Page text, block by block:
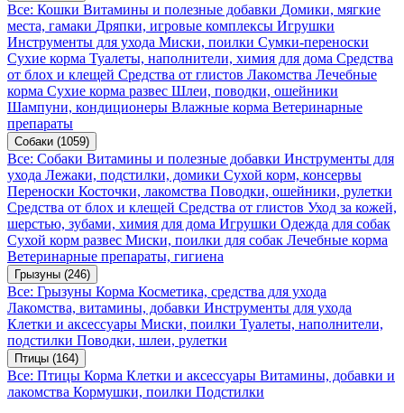
Все: Кошки Витамины и полезные добавки Домики, мягкие
места, гамаки Дряпки, игровые комплексы Игрушки
Инструменты для ухода Миски, поилки Сумки-переноски
Сухие корма Туалеты, наполнители, химия для дома Средства
от блох и клещей Средства от глистов Лакомства Лечебные
корма Сухие корма развес Шлеи, поводки, ошейники
Шампуни, кондиционеры Влажные корма Ветеринарные
препараты
Собаки (1059)
Все: Собаки Витамины и полезные добавки Инструменты для
ухода Лежаки, подстилки, домики Сухой корм, консервы
Переноски Косточки, лакомства Поводки, ошейники, рулетки
Средства от блох и клещей Средства от глистов Уход за кожей,
шерстью, зубами, химия для дома Игрушки Одежда для собак
Сухой корм развес Миски, поилки для собак Лечебные корма
Ветеринарные препараты, гигиена
Грызуны (246)
Все: Грызуны Корма Косметика, средства для ухода
Лакомства, витамины, добавки Инструменты для ухода
Клетки и аксессуары Миски, поилки Туалеты, наполнители,
подстилки Поводки, шлеи, рулетки
Птицы (164)
Все: Птицы Корма Клетки и аксессуары Витамины, добавки и
лакомства Кормушки, поилки Подстилки